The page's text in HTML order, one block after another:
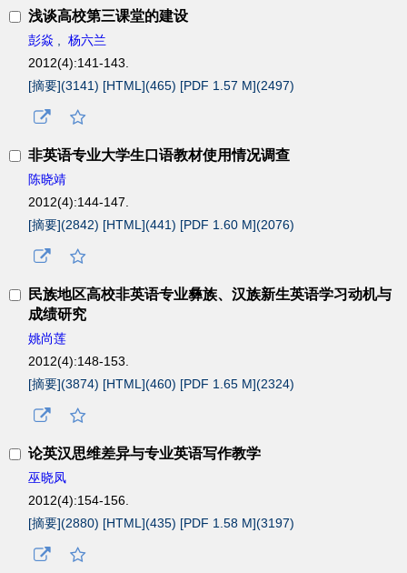
浅谈高校第三课堂的建设
彭焱 , 杨六兰
2012(4):141-143.
[摘要](3141) [HTML](465) [PDF 1.57 M](2497)
非英语专业大学生口语教材使用情况调查
陈晓靖
2012(4):144-147.
[摘要](2842) [HTML](441) [PDF 1.60 M](2076)
民族地区高校非英语专业彝族、汉族新生英语学习动机与
成绩研究
姚尚莲
2012(4):148-153.
[摘要](3874) [HTML](460) [PDF 1.65 M](2324)
论英汉思维差异与专业英语写作教学
巫晓凤
2012(4):154-156.
[摘要](2880) [HTML](435) [PDF 1.58 M](3197)